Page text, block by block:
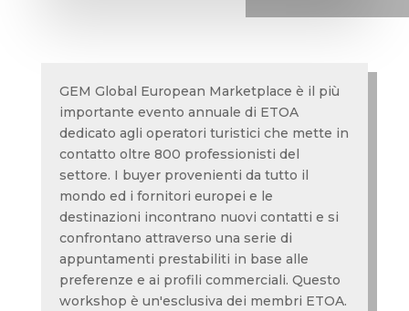
GEM Global European Marketplace è il più
importante evento annuale di ETOA
dedicato agli operatori turistici che mette in
contatto oltre 800 professionisti del
settore. I buyer provenienti da tutto il
mondo ed i fornitori europei e le
destinazioni incontrano nuovi contatti e si
confrontano attraverso una serie di
appuntamenti prestabiliti in base alle
preferenze e ai profili commerciali. Questo
workshop è un'esclusiva dei membri ETOA.